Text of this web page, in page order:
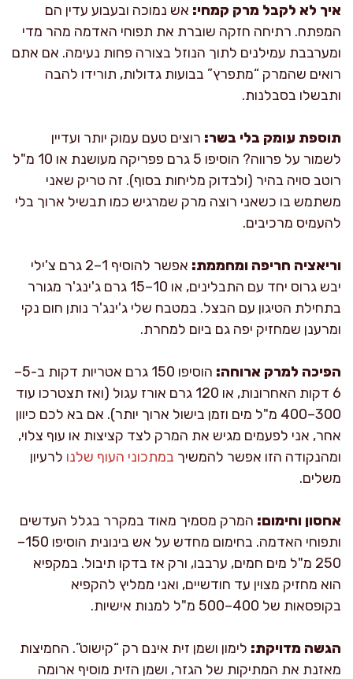
איך לא לקבל מרק קמחי: אש נמוכה ובעבוע עדין הם
המפתח. רתיחה חזקה שוברת את תפוחי האדמה מהר מדי
ומערבבת עמילנים לתוך הנוזל בצורה פחות נעימה. אם אתם
רואים שהמרק “מתפרץ” בבועות גדולות, תורידו להבה
ותבשלו בסבלנות.
תוספת עומק בלי בשר: רוצים טעם עמוק יותר ועדיין
לשמור על פרווה? הוסיפו 5 גרם פפריקה מעושנת או 10 מ"ל
רוטב סויה בהיר (ולבדוק מליחות בסוף). זה טריק שאני
משתמש בו כשאני רוצה מרק שמרגיש כמו תבשיל ארוך בלי
להעמיס מרכיבים.
וריאציה חריפה ומחממת:
אפשר להוסיף 1–2 גרם צ'ילי
יבש גרוס יחד עם התבלינים, או 10–15 גרם ג'ינג'ר מגורר
בתחילת הטיגון עם הבצל. במטבח שלי ג'ינג'ר נותן חום נקי
ומרענן שמחזיק יפה גם ביום למחרת.
הפיכה למרק ארוחה:
הוסיפו 150 גרם אטריות דקות ב-5–
6 דקות האחרונות, או 120 גרם אורז עגול (ואז תצטרכו עוד
300–400 מ"ל מים וזמן בישול ארוך יותר). אם בא לכם כיוון
אחר, אני לפעמים מגיש את המרק לצד קציצות או עוף צלוי,
ומהנקודה הזו אפשר להמשיך במתכוני העוף שלנו לרעיון
משלים.
אחסון וחימום: המרק מסמיך מאוד במקרר בגלל העדשים
ותפוחי האדמה. בחימום מחדש על אש בינונית הוסיפו 150–
250 מ"ל מים חמים, ערבבו, ורק אז בדקו תיבול. במקפיא
הוא מחזיק מצוין עד חודשיים, ואני ממליץ להקפיא
בקופסאות של 400–500 מ"ל למנות אישיות.
הגשה מדויקת: לימון ושמן זית אינם רק “קישוט”. החמיצות
מאזנת את המתיקות של הגזר, ושמן הזית מוסיף ארומה